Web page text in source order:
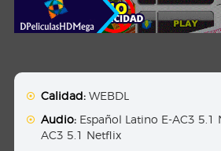
Calidad: WEBDL
Audio: Español Latino E-AC3 5.1
AC3 5.1 Netflix